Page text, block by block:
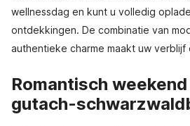
wellnessdag en kunt u volledig
ontdekkingen. De combinatie van
authentieke charme maakt uw verblijf
Romantisch
gutach-